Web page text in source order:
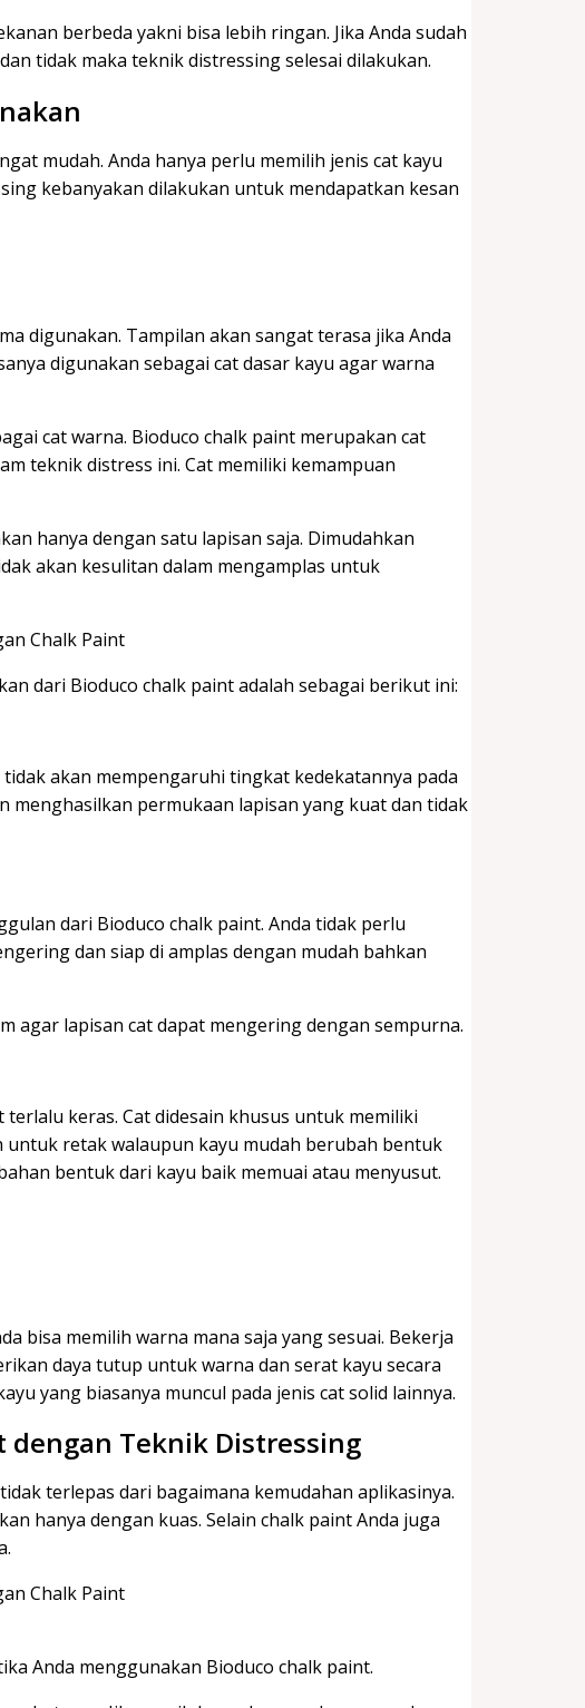
berbeda yakni bisa lebih ringan. Jika Anda sudah
tidak maka teknik distressing selesai dilakukan.
mudah. Anda hanya perlu memilih jenis cat kayu
kebanyakan dilakukan untuk mendapatkan kesan
digunakan. Tampilan akan sangat terasa jika Anda
digunakan sebagai cat dasar kayu agar warna
cat warna. Bioduco chalk paint merupakan cat
teknik distress ini. Cat memiliki kemampuan
hanya dengan satu lapisan saja. Dimudahkan
akan kesulitan dalam mengamplas untuk
dari Bioduco chalk paint adalah sebagai berikut ini:
akan mempengaruhi tingkat kedekatannya pada
menghasilkan permukaan lapisan yang kuat dan tidak
dari Bioduco chalk paint. Anda tidak perlu
dan siap di amplas dengan mudah bahkan
agar lapisan cat dapat mengering dengan sempurna.
keras. Cat didesain khusus untuk memiliki
retak walaupun kayu mudah berubah bentuk
bentuk dari kayu baik memuai atau menyusut.
bisa memilih warna mana saja yang sesuai. Bekerja
daya tutup untuk warna dan serat kayu secara
yang biasanya muncul pada jenis cat solid lainnya.
dengan Teknik Distressing
terlepas dari bagaimana kemudahan aplikasinya.
hanya dengan kuas. Selain chalk paint Anda juga
Anda menggunakan Bioduco chalk paint.